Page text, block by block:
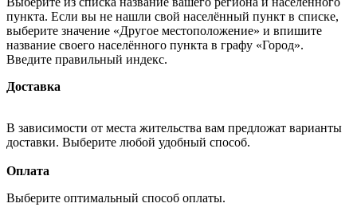
пункта. Если вы не нашли свой населённый пункт в списке,
выберите значение «Другое местоположение» и впишите
название своего населённого пункта в графу «Город».
Введите правильный индекс.
Доставка
В зависимости от места жительства вам предложат варианты
доставки. Выберите любой удобный способ.
Оплата
Выберите оптимальный способ оплаты.